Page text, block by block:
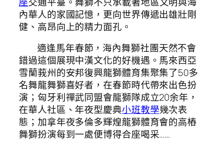
內華人的家國記憶，更向世界傳遞出雄壯剛
健、高昂向上的精力面孔。
適逢馬年春節，海內舞獅社團天然不會
錯過這個展現中漢文化的好機遇。馬來西亞
雪蘭莪州的安邦復興龍獅體育集聚集了50多
名舞龍舞獅喜好者，在春節時代帶來出色扮
演；匈牙利禪武同盟會龍獅隊成立20余年，
在華人社區、年夜型慶典小班教學幾次表
態；加拿年夜多倫多輝煌龍獅體育會的高樁
舞獅扮演每到一處便博得合座喝采……